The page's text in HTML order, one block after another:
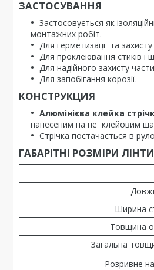
ЗАСТОСУВАННЯ
Застосовується як
монтажних робіт.
Для герметизації та
Для проклеювання стиків і
Для надійного захисту
Для запобігання корозії.
КОНСТРУКЦИЯ
Алюмінієва клейка
нанесеним на неї клейовим
Стрічка постачається в
ГАБАРІТНІ РОЗМІРИ
Ширина
Товщина
Загальна
Розривне